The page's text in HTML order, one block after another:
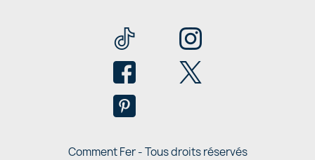
Comment Fer - Tous droits réservés